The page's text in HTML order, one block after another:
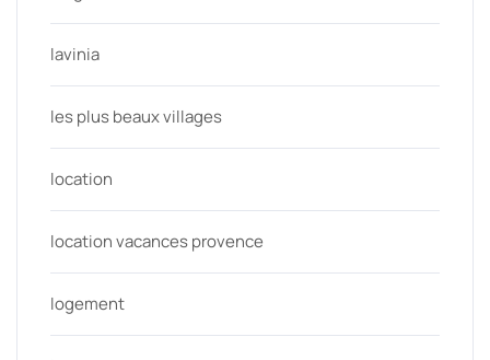
lavinia
les plus beaux villages
location
location vacances provence
logement